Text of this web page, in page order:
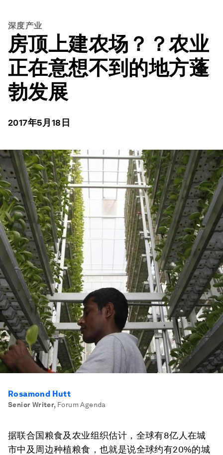
深度产业
房顶上建农场？？农业
正在意想不到的地方蓬
勃发展
2017年5月18日
Rosamond Hutt
Senior Writer, Forum Agenda
据联合国粮食及农业组织估计，全球有8亿人在城
市中及周边种植粮食，也就是说全球约有20%的城